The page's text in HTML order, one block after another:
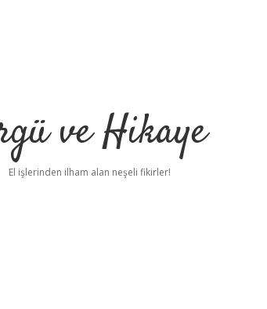
ve Hikaye
El işlerinden ilham alan neşeli fikirler!